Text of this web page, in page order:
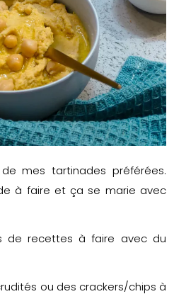
de mes tartinades préférées.
à faire et ça se marie avec
de recettes à faire avec du
ou des crackers/chips à